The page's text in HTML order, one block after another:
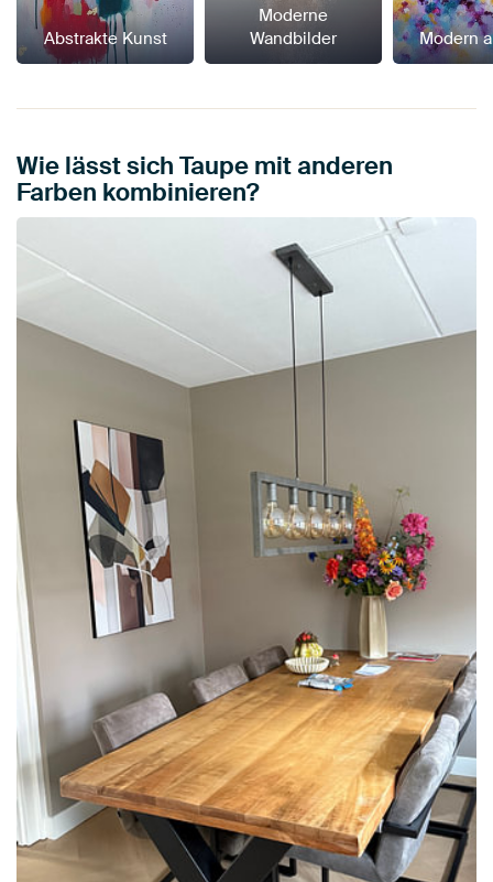
Abstrakte Kunst
Moderne
Wandbilder
Modern
Wie lässt sich Taupe mit anderen
Farben kombinieren?